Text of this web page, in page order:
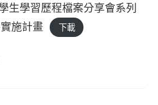
生學習歷程檔案分享會系列
施計畫
下載